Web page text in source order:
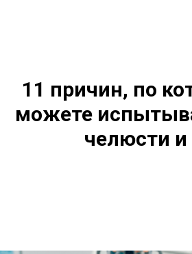
11 причин, по
можете
челюсти и